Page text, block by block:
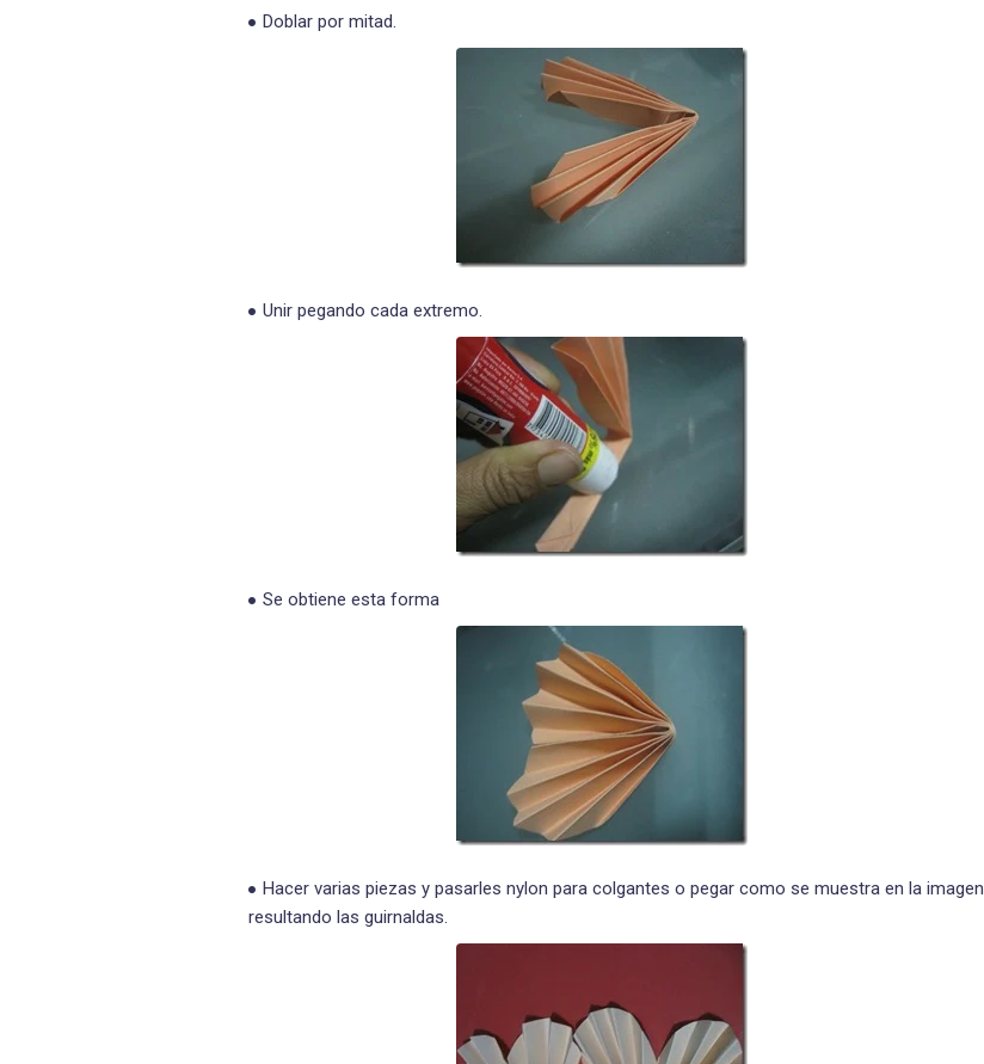
Doblar por mitad.
Unir pegando cada extremo.
Se obtiene esta forma
Hacer varias piezas y pasarles nylon para colgantes o pegar como se muestra en la imagen
resultando las guirnaldas.